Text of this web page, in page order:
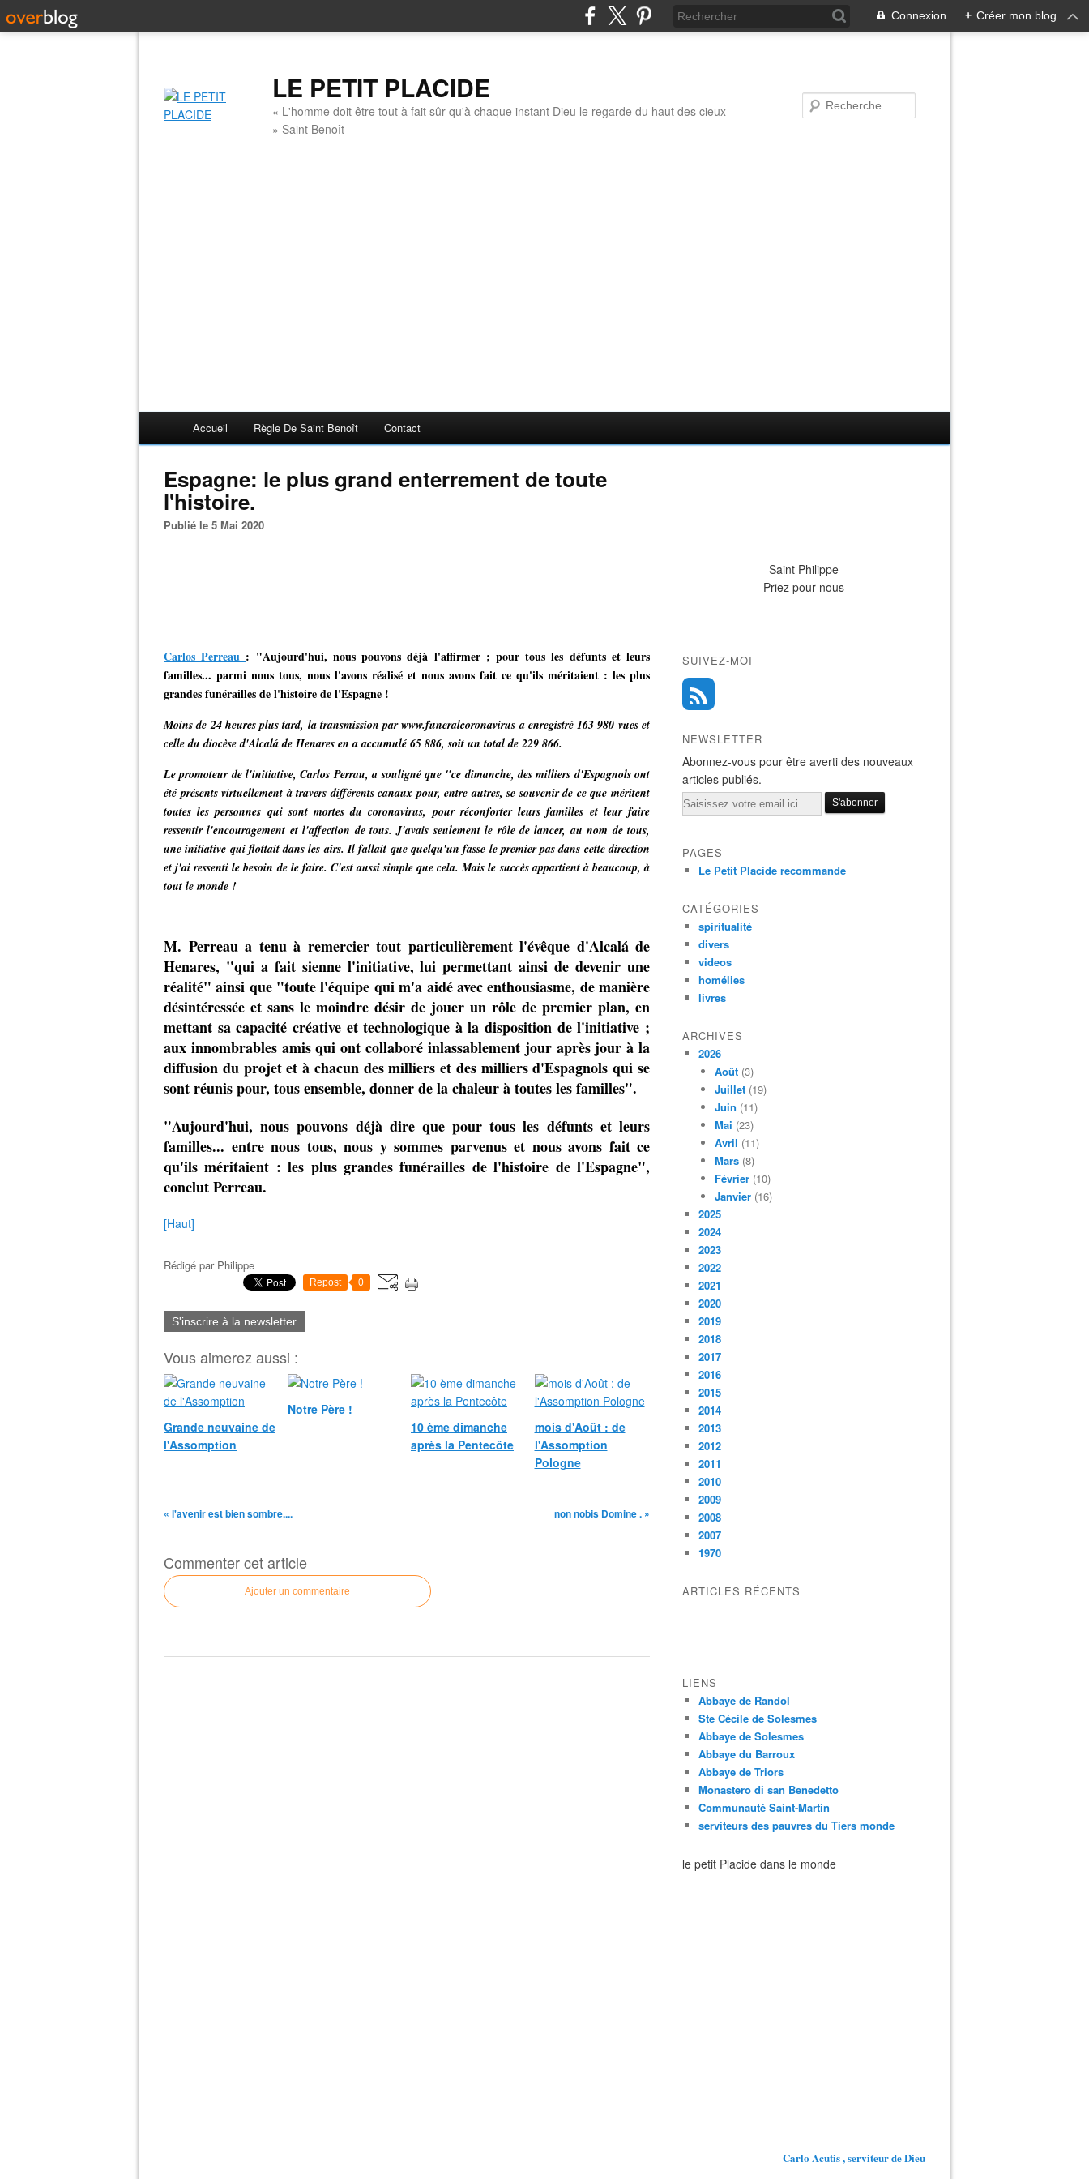
Connexion + Créer mon blog
LE PETIT PLACIDE
« L'homme doit être tout à fait sûr qu'à chaque instant Dieu le regarde du haut des cieux
» Saint Benoît
Accueil Règle De Saint Benoît Contact
Espagne: le plus grand enterrement de toute
l'histoire.
Publié le 5 Mai 2020
Carlos Perreau : "Aujourd'hui, nous pouvons déjà l'affirmer ; pour tous les défunts et leurs
familles... parmi nous tous, nous l'avons réalisé et nous avons fait ce qu'ils méritaient : les plus
grandes funérailles de l'histoire de l'Espagne !
Moins de 24 heures plus tard, la transmission par www.funeralcoronavirus a enregistré 163 980 vues et
celle du diocèse d'Alcalá de Henares en a accumulé 65 886, soit un total de 229 866.
Le promoteur de l'initiative, Carlos Perrau, a souligné que "ce dimanche, des milliers d'Espagnols ont
été présents virtuellement à travers différents canaux pour, entre autres, se souvenir de ce que méritent
toutes les personnes qui sont mortes du coronavirus, pour réconforter leurs familles et leur faire
ressentir l'encouragement et l'affection de tous. J'avais seulement le rôle de lancer, au nom de tous,
une initiative qui flottait dans les airs. Il fallait que quelqu'un fasse le premier pas dans cette direction
et j'ai ressenti le besoin de le faire. C'est aussi simple que cela. Mais le succès appartient à beaucoup, à
tout le monde !
M. Perreau a tenu à remercier tout particulièrement l'évêque d'Alcalá de
Henares, "qui a fait sienne l'initiative, lui permettant ainsi de devenir une
réalité" ainsi que "toute l'équipe qui m'a aidé avec enthousiasme, de manière
désintéressée et sans le moindre désir de jouer un rôle de premier plan, en
mettant sa capacité créative et technologique à la disposition de l'initiative ;
aux innombrables amis qui ont collaboré inlassablement jour après jour à la
diffusion du projet et à chacun des milliers et des milliers d'Espagnols qui se
sont réunis pour, tous ensemble, donner de la chaleur à toutes les familles".
"Aujourd'hui, nous pouvons déjà dire que pour tous les défunts et leurs
familles... entre nous tous, nous y sommes parvenus et nous avons fait ce
qu'ils méritaient : les plus grandes funérailles de l'histoire de l'Espagne",
conclut Perreau.
[Haut]
Rédigé par Philippe
Repost 0
S'inscrire à la newsletter
Vous aimerez aussi :
Grande neuvaine de
l'Assomption
Notre Père !
10 ème dimanche
après la Pentecôte
mois d'Août : de
l'Assomption
Pologne
« l'avenir est bien sombre.... non nobis Domine . »
Commenter cet article
Ajouter un commentaire
Saint Philippe
Priez pour nous
SUIVEZ-MOI
NEWSLETTER
Abonnez-vous pour être averti des nouveaux
articles publiés.
Email
PAGES
Le Petit Placide recommande
CATÉGORIES
spiritualité
divers
videos
homélies
livres
ARCHIVES
2026
Août (3)
Juillet (19)
Juin (11)
Mai (23)
Avril (11)
Mars (8)
Février (10)
Janvier (16)
2025
2024
2023
2022
2021
2020
2019
2018
2017
2016
2015
2014
2013
2012
2011
2010
2009
2008
2007
1970
ARTICLES RÉCENTS
LIENS
Abbaye de Randol
Ste Cécile de Solesmes
Abbaye de Solesmes
Abbaye du Barroux
Abbaye de Triors
Monastero di san Benedetto
Communauté Saint-Martin
serviteurs des pauvres du Tiers monde
le petit Placide dans le monde
Carlo Acutis , serviteur de Dieu